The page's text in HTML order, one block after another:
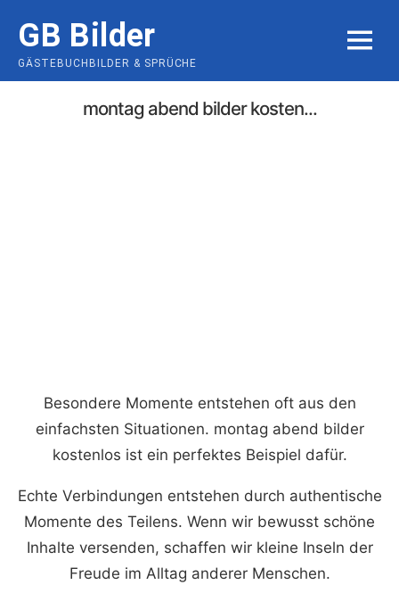
content
GB Bilder
GÄSTEBUCHBILDER & SPRÜCHE
MENU
montag abend bilder kosten...
Besondere Momente entstehen oft aus den
einfachsten Situationen. montag abend bilder
kostenlos ist ein perfektes Beispiel dafür.
Echte Verbindungen entstehen durch authentische
Momente des Teilens. Wenn wir bewusst schöne
Inhalte versenden, schaffen wir kleine Inseln der
Freude im Alltag anderer Menschen.